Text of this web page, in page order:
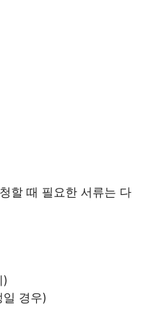
할 때 필요한 서류는 다
)
일 경우)